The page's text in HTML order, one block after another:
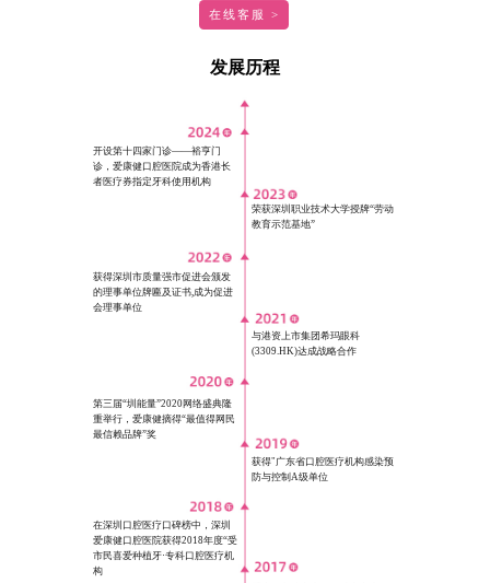
在线客服 >
发展历程
在深圳口腔医疗口碑榜中，深圳
爱康健口腔医院获得2018年度“受
市民喜爱种植牙·专科口腔医疗机
构
获得"广东省口腔医疗机构感染预
防与控制A级单位
第三届“圳能量”2020网络盛典隆
重举行，爱康健摘得“最值得网民
最信赖品牌”奖
与港资上市集团希玛眼科
(3309.HK)达成战略合作
获得深圳市质量强市促进会颁发
的理事单位牌匾及证书,成为促进
会理事单位
荣获深圳职业技术大学授牌“劳动
教育示范基地”
开设第十四家门诊——裕亨门
诊，爱康健口腔医院成为香港长
者医疗券指定牙科使用机构